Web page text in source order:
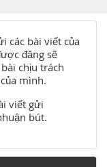
các bài viết của
đăng sẽ
chịu trách
mình.
viết gửi
bút.